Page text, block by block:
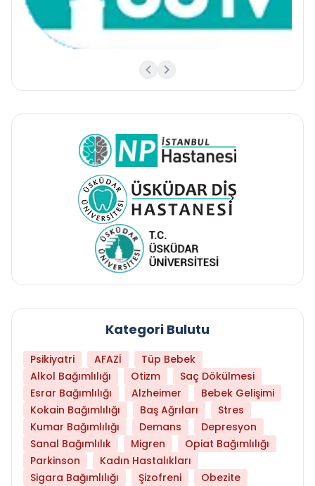
Kategori Bulutu
Psikiyatri AFAZİ
Tüp Bebek
Alkol Bağımlılığı
Otizm
Saç Dökülmesi
Esrar Bağımlılığı
Alzheimer
Bebek Gelişimi
Kokain Bağımlılığı
Baş Ağrıları
Stres
Kumar Bağımlılığı
Demans
Depresyon
Sanal Bağımlılık
Migren
Opiat Bağımlılığı
Parkinson
Kadın Hastalıkları
Sigara Bağımlılığı
Şizofreni
Obezite